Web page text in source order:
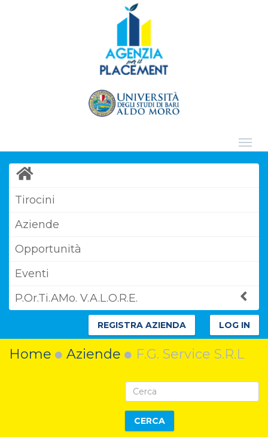
Tirocini
Aziende
Opportunità
Eventi
P.Or.Ti.AMo. V.A.L.O.R.E.
REGISTRA AZIENDA LOG IN
Home Aziende F.G. Service S.R.L
CERCA